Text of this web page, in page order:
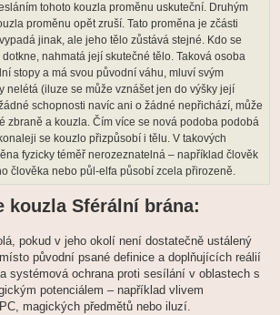
tohoto kouzla proměnu uskuteční. Druhým
proměnu opět zruší. Tato proměna je zčásti
jinak, ale jeho tělo zůstává stejné. Kdo se
nahmatá její skutečné tělo. Taková osoba
stopy a má svou původní váhu, mluví svým
nelétá (iluze se může vznášet jen do výšky její
schopnosti navíc ani o žádné nepřichází, může
zbraně a kouzla. Čím více se nová podoba podobá
se kouzlo přizpůsobí i tělu. V takových
fyzicky téměř nerozeznatelná – například člověk
člověka nebo půl-elfa působí zcela přirozeně.
kouzla Sférální brána:
pokud v jeho okolí není dostatečně ustálený
původní psané definice a doplňujících reálií
systémová ochrana proti sesílání v oblastech s
potenciálem – například vlivem
magických předmětů nebo iluzí.